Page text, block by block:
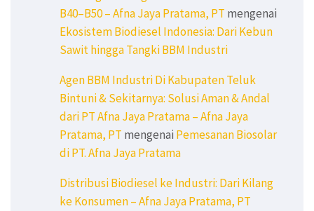
B40–B50 – Afna Jaya Pratama, PT mengenai
Ekosistem Biodiesel Indonesia: Dari Kebun
Sawit hingga Tangki BBM Industri
Agen BBM Industri Di Kabupaten Teluk
Bintuni & Sekitarnya: Solusi Aman & Andal
dari PT Afna Jaya Pratama – Afna Jaya
Pratama, PT mengenai Pemesanan Biosolar
di PT. Afna Jaya Pratama
Distribusi Biodiesel ke Industri: Dari Kilang
ke Konsumen – Afna Jaya Pratama, PT